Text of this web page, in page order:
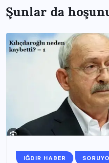
Şunlar da
IĞDIR HABER